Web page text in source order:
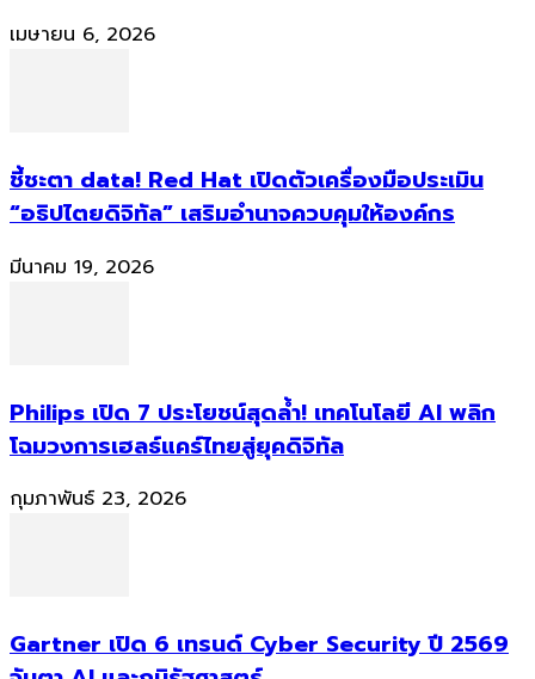
เมษายน 6, 2026
ชี้ชะตา data! Red Hat เปิดตัวเครื่องมือประเมิน
“อธิปไตยดิจิทัล” เสริมอำนาจควบคุมให้องค์กร
มีนาคม 19, 2026
Philips เปิด 7 ประโยชน์สุดล้ำ! เทคโนโลยี AI พลิก
โฉมวงการเฮลธ์แคร์ไทยสู่ยุคดิจิทัล
กุมภาพันธ์ 23, 2026
Gartner เปิด 6 เทรนด์ Cyber Security ปี 2569